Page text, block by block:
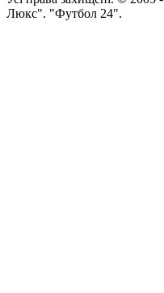
Люкс". "Футбол 24".